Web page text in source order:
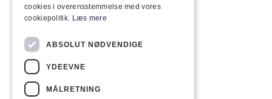
cookies i overensstemmelse med vores
cookiepolitik. Læs mere
ABSOLUT NØDVENDIGE
YDEEVNE
MÅLRETNING